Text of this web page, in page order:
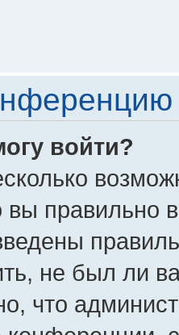
войти?
вы правильно
не был ли
что